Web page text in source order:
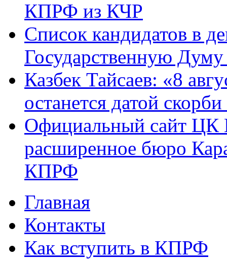
КПРФ из КЧР
Список кандидатов в
Государственную
Казбек Тайсаев: «8
останется датой
Официальный сайт ЦК
расширенное бюро
КПРФ
Главное меню
Главная
Контакты
Как вступить в КПРФ